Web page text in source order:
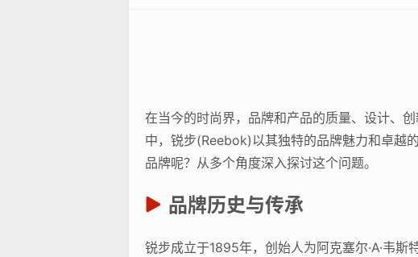
在当今的时尚界，品牌和产品的质量、设计、
中，锐步(Reebok)以其独特的品牌魅力和卓越
品牌呢？从多个角度深入探讨这个问题。
品牌历史与传承
锐步成立于1895年，创始人为阿克塞尔·A·韦